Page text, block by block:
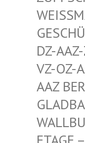
AGISCH
TZT –
-ZZ-LZ-
AAZ-
RGISCH
CH –
RG 3,